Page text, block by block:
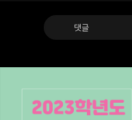
댓글
리치의 편입컨설팅